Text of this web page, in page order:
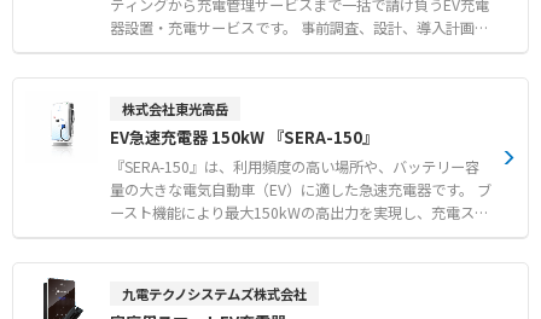
フト等の重機やEVチャージステーションでの延焼防止
ティングから充電管理サービスまで一括で請け負うEV充電
器設置・充電サービスです。 事前調査、設計、導入計画、
施工まですべてを自社完結することでスムーズに充電管理
サービスの導入が可能です。 遠隔監視システムにより、運
もって対応します。
株式会社東光高岳
EV急速充電器 150kW 『SERA-150』
『SERA-150』は、利用頻度の高い場所や、バッテリー容
量の大きな電気自動車（EV）に適した急速充電器です。 ブ
ースト機能により最大150kWの高出力を実現し、充電スピ
ードを向上させます。 万が一の故障時も出力を低減して充
電を継続できます。 日本国内で一般的な「三相3線式」の
献します。 【特徴】 ●ブースト機能により最大150kWの
九電テクノシステムズ株式会社